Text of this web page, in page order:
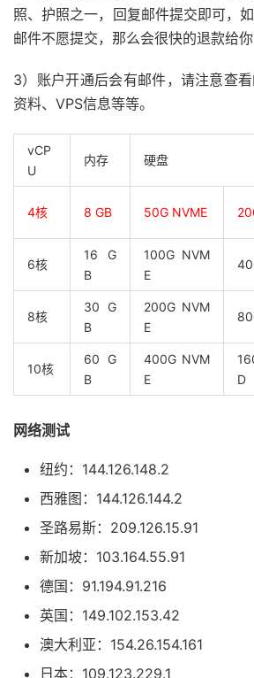
照、护照之一，回复邮件提交即可，
邮件不愿提交，那么会很快的退款给你
3）账户开通后会有邮件，请注意查
资料、VPS信息等等。
vCP
U
内存 硬盘
4核 8 GB 50G NVME
6核
16 G
B
100G NVM
E
8核
30 G
B
200G NVM
E
10核
60 G
B
400G NVM
E
D
网络测试
纽约：144.126.148.2
西雅图：144.126.144.2
圣路易斯：209.126.15.91
新加坡：103.164.55.91
德国：91.194.91.216
英国：149.102.153.42
澳大利亚：154.26.154.161
日本：109.123.229.1